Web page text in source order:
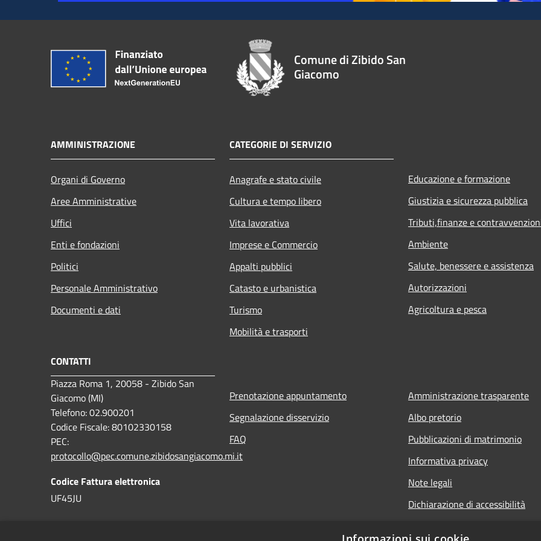
Comune di Zibido San
Giacomo
AMMINISTRAZIONE
Organi di Governo
Aree Amministrative
Uffici
Enti e fondazioni
Politici
Personale Amministrativo
Documenti e dati
CATEGORIE DI SERVIZIO
Anagrafe e stato civile
Cultura e tempo libero
Vita lavorativa
Imprese e Commercio
Appalti pubblici
Catasto e urbanistica
Turismo
Mobilità e trasporti
Educazione e formazione
Giustizia e sicurezza pubblica
Tributi,finanze e
Ambiente
Salute, benessere e assistenza
Autorizzazioni
Agricoltura e pesca
CONTATTI
Piazza Roma 1, 20058 - Zibido San
Giacomo (MI)
Telefono: 02.900201
Codice Fiscale: 80102330158
PEC:
protocollo@pec.comune.zibidosangiacomo.mi.it
Codice Fattura elettronica
UF45JU
Prenotazione appuntamento
Segnalazione disservizio
FAQ
Amministrazione trasparente
Albo pretorio
Pubblicazioni di matrimonio
Informativa privacy
Note legali
Dichiarazione di accessibilità